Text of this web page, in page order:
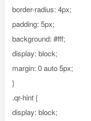
border-radius: 4px;
padding: 5px;
background: #fff;
display: block;
margin: 0 auto 5px;
}
.qr-hint {
display: block;